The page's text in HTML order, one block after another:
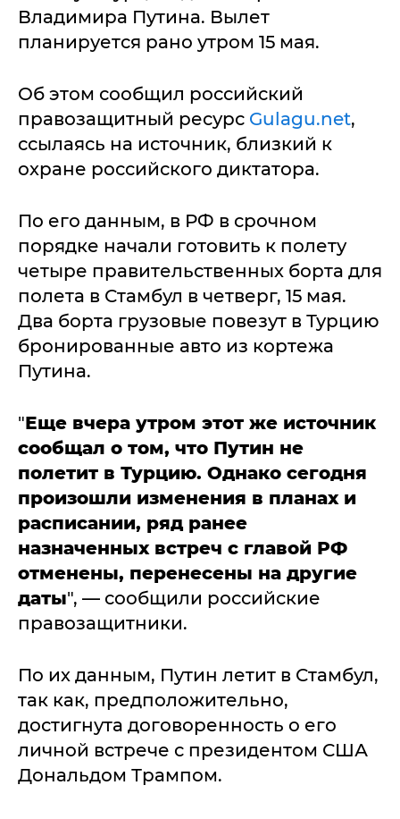
Владимира Путина. Вылет
планируется рано утром 15 мая.
Об этом сообщил российский
правозащитный ресурс Gulagu.net,
ссылаясь на источник, близкий к
охране российского диктатора.
По его данным, в РФ в срочном
порядке начали готовить к полету
четыре правительственных борта для
полета в Стамбул в четверг, 15 мая.
Два борта грузовые повезут в Турцию
бронированные авто из кортежа
Путина.
"Еще вчера утром этот же источник
сообщал о том, что Путин не
полетит в Турцию. Однако сегодня
произошли изменения в планах и
расписании, ряд ранее
назначенных встреч с главой РФ
отменены, перенесены на другие
даты", — сообщили российские
правозащитники.
По их данным, Путин летит в Стамбул,
так как, предположительно,
достигнута договоренность о его
личной встрече с президентом США
Дональдом Трампом.